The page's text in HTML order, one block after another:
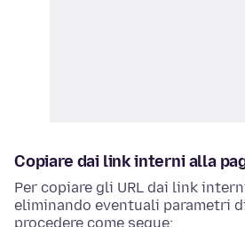
Copiare dai link interni alla
Per copiare gli URL dai link
eliminando eventuali parametri
procedere come segue: